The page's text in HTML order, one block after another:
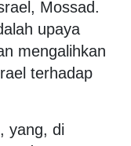
Mossad.
upaya
mengalihkan
terhadap
yang, di